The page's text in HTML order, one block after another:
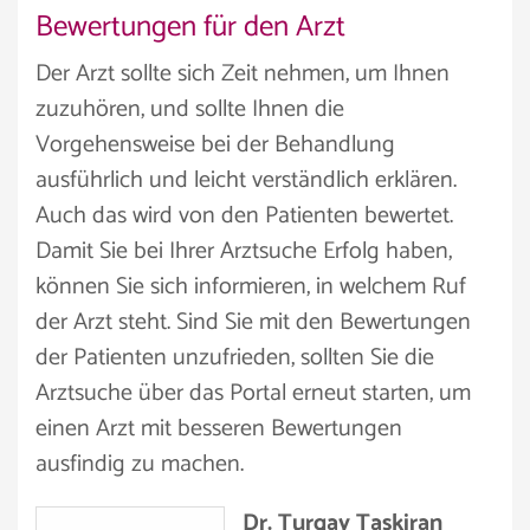
Bewertungen für den Arzt
Der Arzt sollte sich Zeit nehmen, um Ihnen
zuzuhören, und sollte Ihnen die
Vorgehensweise bei der Behandlung
ausführlich und leicht verständlich erklären.
Auch das wird von den Patienten bewertet.
Damit Sie bei Ihrer Arztsuche Erfolg haben,
können Sie sich informieren, in welchem Ruf
der Arzt steht. Sind Sie mit den Bewertungen
der Patienten unzufrieden, sollten Sie die
Arztsuche über das Portal erneut starten, um
einen Arzt mit besseren Bewertungen
ausfindig zu machen.